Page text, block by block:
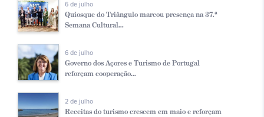
6 de julho
Quiosque do Triângulo marcou presença na 37.ª
Semana Cultural...
6 de julho
Governo dos Açores e Turismo de Portugal
reforçam cooperação...
2 de julho
Receitas do turismo crescem em maio e reforçam